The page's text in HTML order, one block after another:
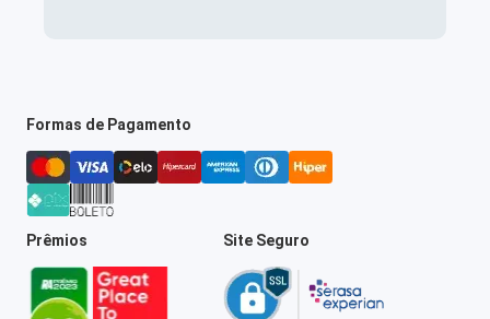
Formas de Pagamento
Prêmios Site Seguro